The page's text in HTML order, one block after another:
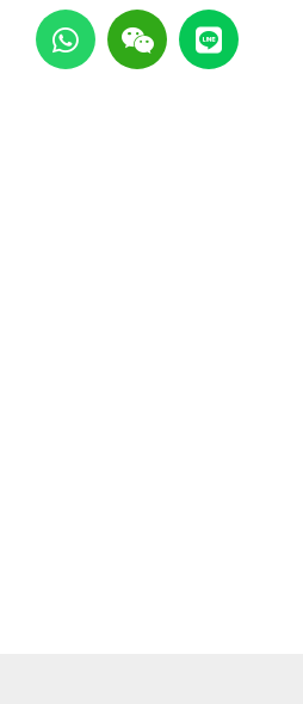
a
t
i
x
n
e